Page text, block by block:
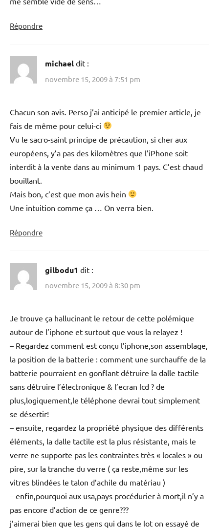
Répondre
michael dit :
novembre 15, 2009 à 7:51 pm
Chacun son avis. Perso j’ai anticipé le premier article, je
fais de même pour celui-ci
Vu le sacro-saint principe de précaution, si cher aux
européens, y’a pas des kilomètres que l’iPhone soit
interdit à la vente dans au minimum 1 pays. C’est chaud
bouillant.
Mais bon, c’est que mon avis hein
Une intuition comme ça … On verra bien.
Répondre
gilbodu1 dit :
novembre 15, 2009 à 8:30 pm
Je trouve ça hallucinant le retour de cette polémique
autour de l’iphone et surtout que vous la relayez !
– Regardez comment est conçu l’iphone,son assemblage,
la position de la batterie : comment une surchauffe de la
batterie pourraient en gonflant détruire la dalle tactile
sans détruire l’électronique & l’ecran lcd ? de
plus,logiquement,le téléphone devrai tout simplement
se désertir!
– ensuite, regardez la propriété physique des différents
éléments, la dalle tactile est la plus résistante, mais le
verre ne supporte pas les contraintes très « locales » ou
pire, sur la tranche du verre ( ça reste,même sur les
vitres blindées le talon d’achile du matériau )
– enfin,pourquoi aux usa,pays procédurier à mort,il n’y a
pas encore d’action de ce genre???
j’aimerai bien que les gens qui dans le lot on essayé de